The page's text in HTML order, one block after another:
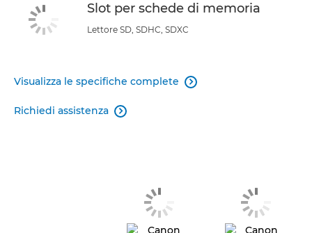
Slot per schede di memoria
Lettore SD, SDHC, SDXC
Visualizza le specifiche complete 
Richiedi assistenza 